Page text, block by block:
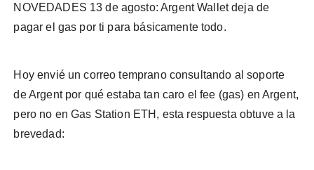
NOVEDADES 13 de agosto: Argent Wallet deja de
pagar el gas por ti para básicamente todo.
Hoy envié un correo temprano consultando al soporte
de Argent por qué estaba tan caro el fee (gas) en Argent,
pero no en Gas Station ETH, esta respuesta obtuve a la
brevedad: